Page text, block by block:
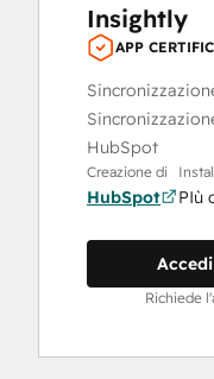
Insightly
APP
HubSpot
Creazione di
HubSpot PIù
Richiede